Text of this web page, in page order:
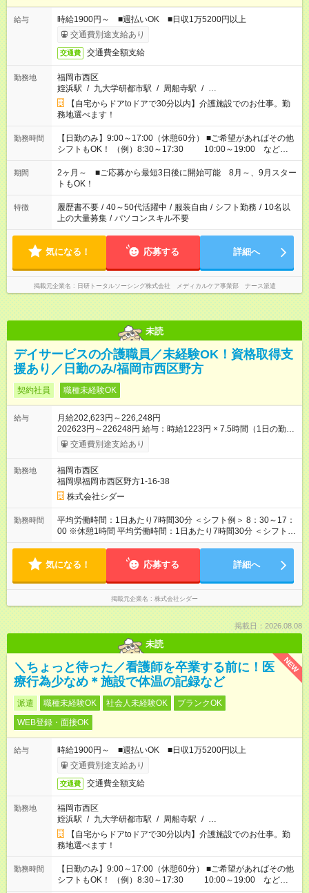
給与
時給1900円～ ■週払いOK ■日収1万5200円以上
交通費別途支給あり
交通費 交通費全額支給
勤務地
福岡市西区
姪浜駅 / 九大学研都市駅 / 周船寺駅 / …
【自宅からドアtoドアで30分以内】介護施設でのお仕事。勤
務地選べます！
勤務時間
【日勤のみ】9:00～17:00（休憩60分） ■ご希望があればその他
シフトもOK！ （例）8:30～17:30 10:00～19:00 など
「家族とお休みを合わせたい」 「できれば残業はしたくない」
など、あなたのご希望に沿ったお仕事をご紹介します！ ※Wワ
ーク希望の方へ 今ご覧のお仕事で希望する勤務時間と、もう1つ
のお仕事の勤務時間。 合計で週40時間を超える場合は応募でき
ません
期間
2ヶ月～ ■ご応募から最短3日後に開始可能 8月～、9月スター
トもOK！
特徴 履歴書不要 / 40～50代活躍中 / 服装自由 / シフト勤務 / 10名以
上の大量募集 / パソコンスキル不要
気になる！ 応募する 詳細へ
掲載元企業名 日研トータルソーシング株式会社 メディカルケア事業部 ナース派遣
未読
デイサービスの介護職員／未経験OK！資格取得支
援あり／日勤のみ/福岡市西区野方
契約社員 職種未経験OK
給与
月給202,623円～226,248円
202623円～226248円 給与：時給1223円 × 7.5時間（1日の勤務
時間）×21日（月の勤務日数）で算出 （下限：時給1223
円 x 7.5 x 21+運転手当10000円 =202623円 上限：時給1373
用期間あり 試用期間の長さ：3ヶ月 雇用形態、給与は本採用時
と同じです。
交通費別途支給あり
勤務地
福岡市西区
福岡県福岡市西区野方1-16-38
株式会社シダー
勤務時間
平均労働時間：1日あたり7時間30分 ＜シフト例＞ 8：30～17：
00 ※休憩1時間 平均労働時間：1日あたり7時間30分 ＜シフト例
＞ 8：30～17：00 ※休憩1時間
気になる！ 応募する 詳細へ
掲載元企業名 株式会社シダー
掲載日：2026.08.08
未読
NEW
＼ちょっと待った／看護師を卒業する前に！医
療行為少なめ＊施設で体温の記録など
派遣 職種未経験OK 社会人未経験OK
ブランクOK
WEB登録・面接OK
給与
時給1900円～ ■週払いOK ■日収1万5200円以上
交通費別途支給あり
交通費 交通費全額支給
勤務地
福岡市西区
姪浜駅 / 九大学研都市駅 / 周船寺駅 / …
【自宅からドアtoドアで30分以内】介護施設でのお仕事。勤
務地選べます！
勤務時間
【日勤のみ】9:00～17:00（休憩60分） ■ご希望があればその他
シフトもOK！ （例）8:30～17:30 10:00～19:00 など
「家族とお休みを合わせたい」 「できれば残業はしたくない」